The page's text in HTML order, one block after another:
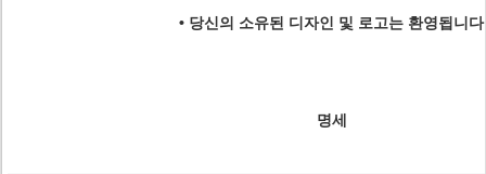
• 당신의 소유된 디자인 및 로고는 환영됩니다
명세